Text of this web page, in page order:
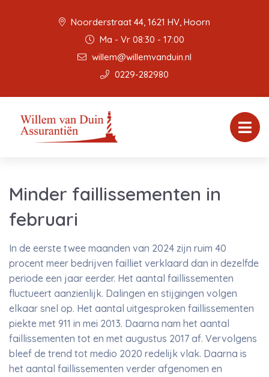
Noorderstraat 44, 1621 HV, Hoorn
Ma - Vr 08:30 - 17:00
willem@willemvanduin.nl
0229-282980
Minder faillissementen in
februari
In de eerste twee maanden van 2024 zijn ruim 40
procent meer bedrijven failliet verklaard dan in dezelfde
periode een jaar eerder. Het aantal faillissementen
fluctueert aanzienlijk. Dalingen en stijgingen volgen
elkaar snel op. Het aantal uitgesproken faillissementen
piekte met 911 in mei 2013. Daarna nam het aantal
faillissementen tot en met augustus 2017 af. Vervolgens
bleef de trend tot medio 2020 redelijk vlak. Daarna is
het aantal faillissementen verder afgenomen en